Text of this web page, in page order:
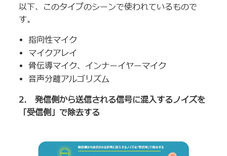
以下、このタイプのシーンで使われているもので
す。
指向性マイク
マイクアレイ
骨伝導マイク、インナーイヤーマイク
音声分離アルゴリズム
2. 発信側から送信される信号に混入するノイズを
「受信側」で除去する